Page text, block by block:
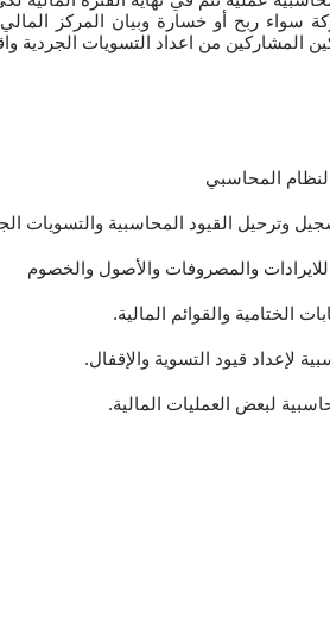
سواء ربح أو خسارة وبيان المركز
المشاركين من اعداد التسويات الجردية
المحاسبي
وترحيل القيود المحاسبية والتسويات
والمصروفات والأصول والخصوم
الختامية والقوائم المالية.
لإعداد قيود التسوية والإقفال.
لبعض العمليات المالية.